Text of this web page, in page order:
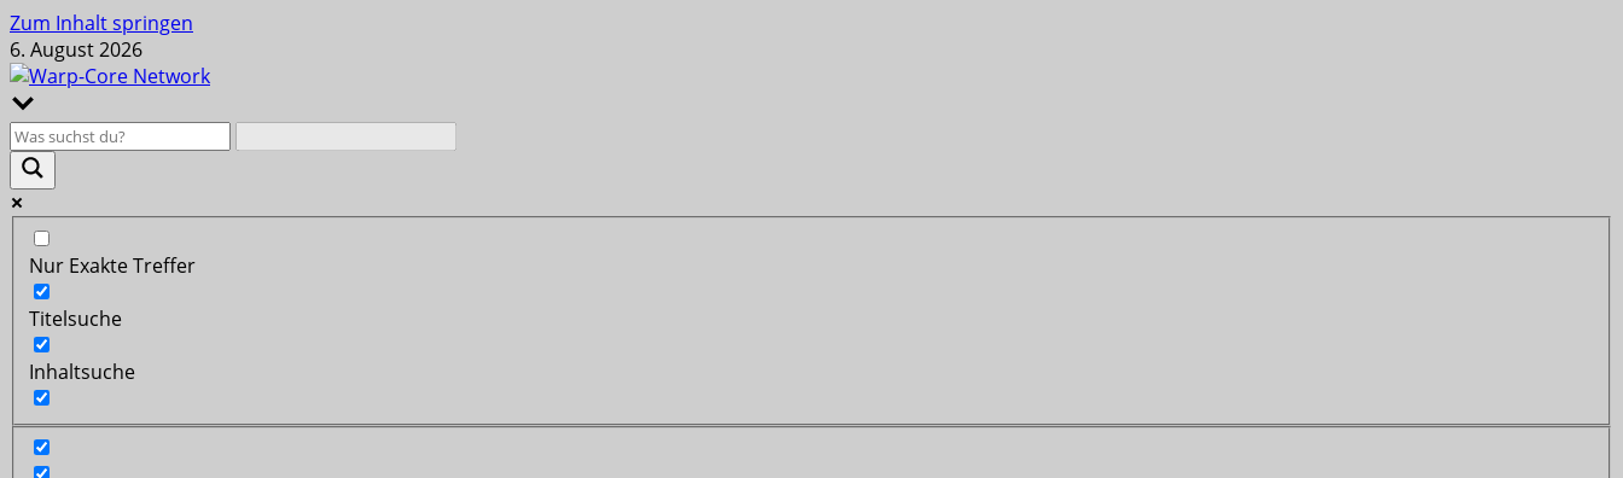
Zum Inhalt springen
6. August 2026
Nur Exakte Treffer
Titelsuche
Inhaltsuche